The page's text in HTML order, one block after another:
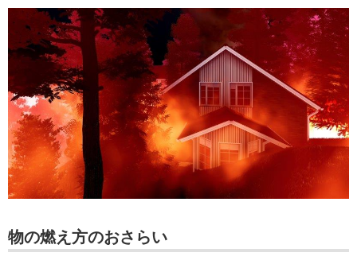
物の燃え方のおさらい